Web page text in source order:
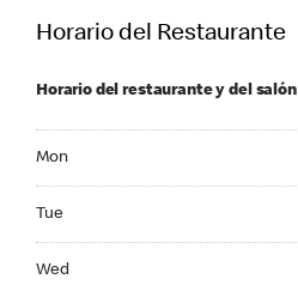
Horario del Restaurante
Horario del restaurante y del salón
Mon
Tue
Wed